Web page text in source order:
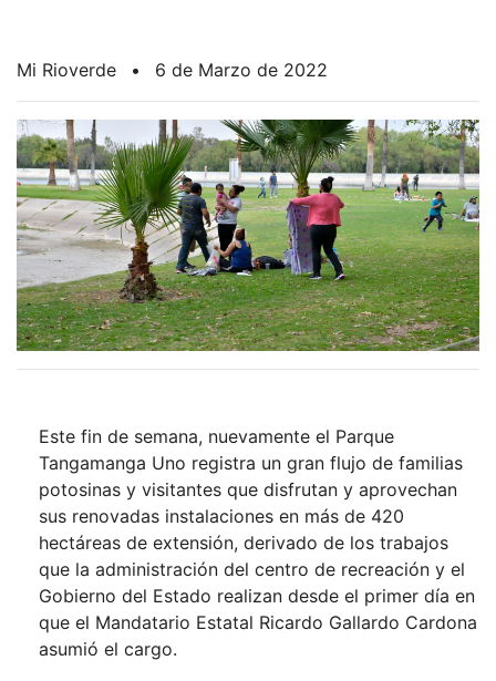
Mi Rioverde • 6 de Marzo de 2022
Este fin de semana, nuevamente el Parque
Tangamanga Uno registra un gran flujo de familias
potosinas y visitantes que disfrutan y aprovechan
sus renovadas instalaciones en más de 420
hectáreas de extensión, derivado de los trabajos
que la administración del centro de recreación y el
Gobierno del Estado realizan desde el primer día en
que el Mandatario Estatal Ricardo Gallardo Cardona
asumió el cargo.